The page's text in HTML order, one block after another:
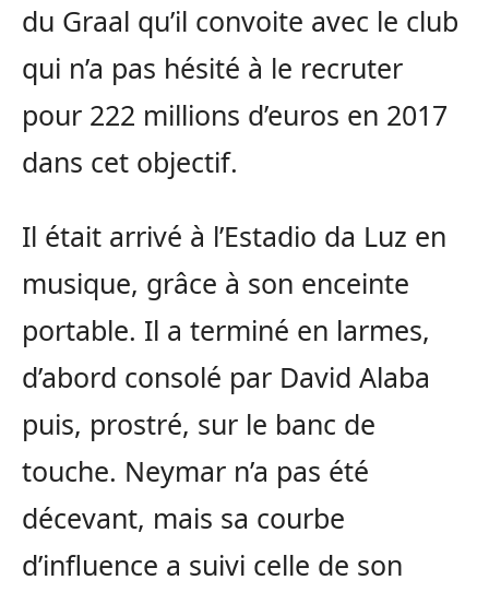
du Graal qu’il convoite avec le club
qui n’a pas hésité à le recruter
pour 222 millions d’euros en 2017
dans cet objectif.
Il était arrivé à l’Estadio da Luz en
musique, grâce à son enceinte
portable. Il a terminé en larmes,
d’abord consolé par David Alaba
puis, prostré, sur le banc de
touche. Neymar n’a pas été
décevant, mais sa courbe
d’influence a suivi celle de son